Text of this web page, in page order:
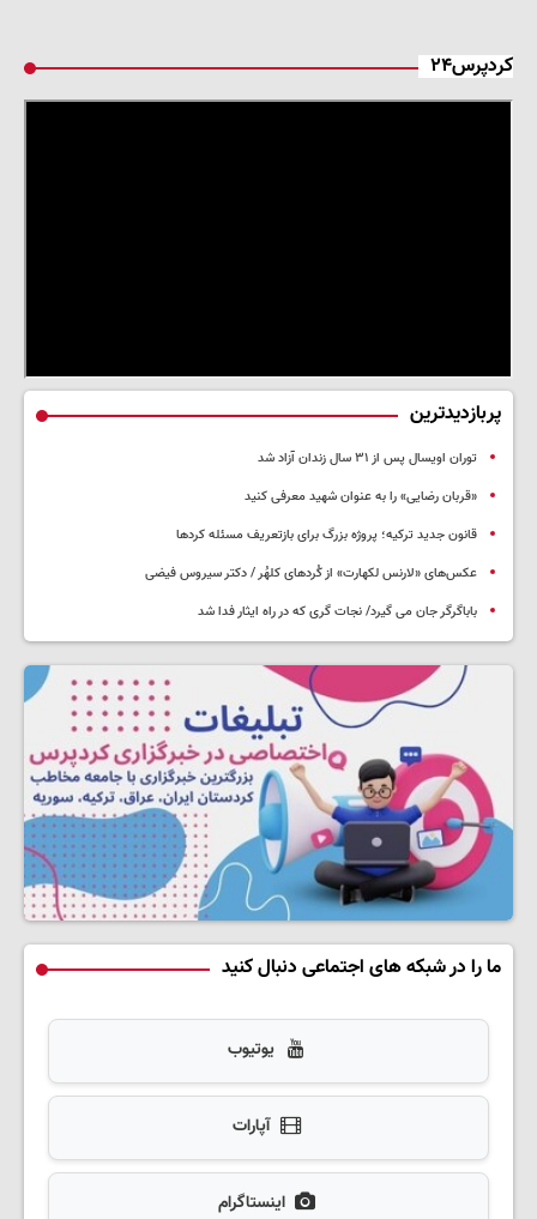
کردپرس۲۴
پربازدیدترین
توران اویسال پس از ۳۱ سال زندان آزاد شد
«قربان رضایی» را به عنوان شهید معرفی کنید
قانون جدید ترکیه؛ پروژه بزرگ‌ برای بازتعریف مسئله کردها
عکس‌های «لارنس لکهارت» از کُردهای کلهُر / دکتر سیروس فیضی
باباگرگر جان می گیرد/ نجات گری که در راه ایثار فدا شد
ما را در شبکه های اجتماعی دنبال کنید
یوتیوب
آپارات
اینستاگرام